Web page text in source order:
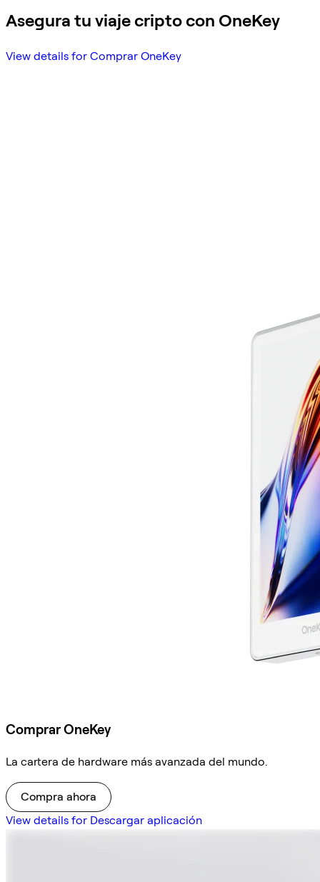
Asegura tu viaje cripto con OneKey
View details for Comprar OneKey
Comprar OneKey
La cartera de hardware más avanzada del mundo.
Compra ahora
View details for Descargar aplicación